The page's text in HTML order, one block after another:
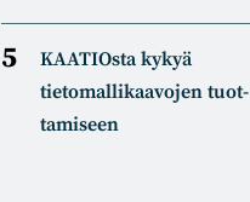
KAATIOsta kykyä
tietomal­likaa­vojen tuot­
tamiseen